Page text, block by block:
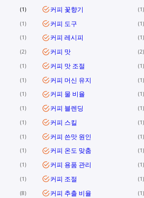
1 커피 꽃향기 1
1 커피 도구 1
1 커피 레시피 1
2 커피 맛 2
1 커피 맛 조절 1
1 커피 머신 유지 1
1 커피 물 비율 1
1 커피 블렌딩 1
1 커피 스킬 1
1 커피 쓴맛 원인 1
1 커피 온도 맞춤 1
1 커피 용품 관리 1
1 커피 조절 1
8 커피 추출 비율 1